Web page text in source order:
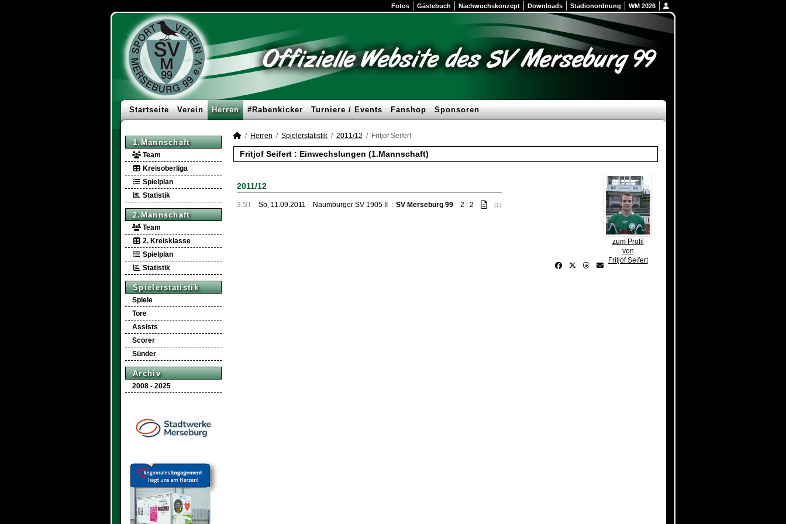
Fotos Gästebuch Nachwuchskonzept Downloads Stadionordnung WM 2026
Startseite Verein Herren #Rabenkicker Turniere / Events Fanshop Sponsoren
1.Mannschaft
Team
Kreisoberliga
Spielplan
Statistik
2.Mannschaft
Team
2. Kreisklasse
Spielplan
Statistik
Spielerstatistik
Spiele
Tore
Assists
Scorer
Sünder
Archiv
2008 - 2025
Herren Spielerstatistik 2011/12 Fritjof Seifert
Fritjof Seifert : Einwechslungen (1.Mannschaft)
zum Profil
von
Fritjof Seifert
2011/12
3.ST So, 11.09.2011 Naumburger SV 1905 II : SV Merseburg 99 2 : 2 (1)